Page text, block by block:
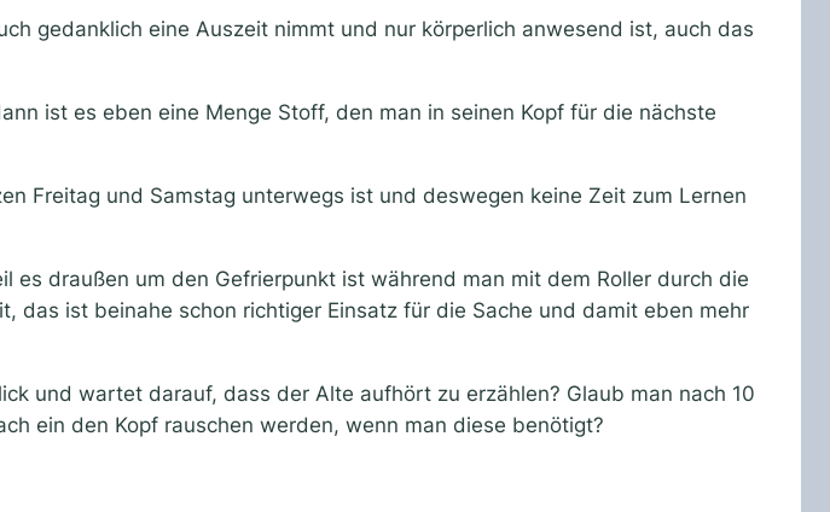
gedanklich eine Auszeit nimmt und nur körperlich anwesend ist, auch das
ist es eben eine Menge Stoff, den man in seinen Kopf für die nächste
Freitag und Samstag unterwegs ist und deswegen keine Zeit zum Lernen
draußen um den Gefrierpunkt ist während man mit dem Roller durch die
das ist beinahe schon richtiger Einsatz für die Sache und damit eben mehr
und wartet darauf, dass der Alte aufhört zu erzählen? Glaub man nach 10
ein den Kopf rauschen werden, wenn man diese benötigt?